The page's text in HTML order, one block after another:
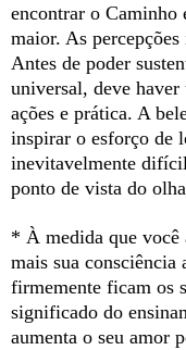
encontrar o
maior. As
Antes de poder
universal, deve
ações e prática. A
inspirar o esforço de
inevitavelmente
ponto de vista do
* À medida que você
mais sua consciência
firmemente ficam os
significado do
aumenta o seu amor